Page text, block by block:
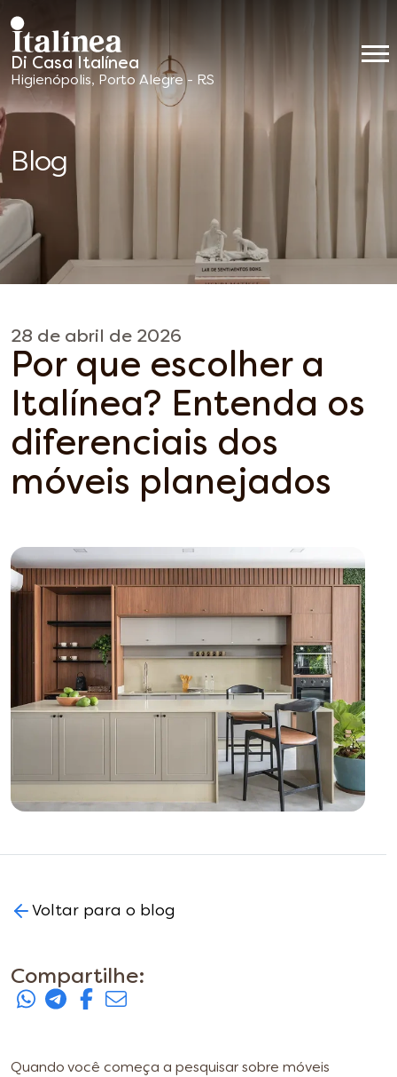
Di Casa Italínea
Móveis
Planejados
Higienópolis, Porto Alegre - RS
Blog
28 de abril de 2026
Por que escolher a
Italínea? Entenda os
diferenciais dos
móveis planejados
Voltar para o blog
Compartilhe:
Quando você começa a pesquisar sobre móveis